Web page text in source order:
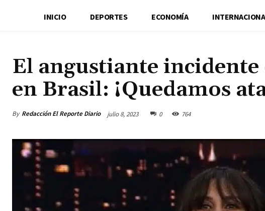
INICIO DEPORTES ECONOMÍA
El angustiante
en Brasil: ¡Quedamos
By Redacción El Reporte Diario julio 8, 2023 0 764